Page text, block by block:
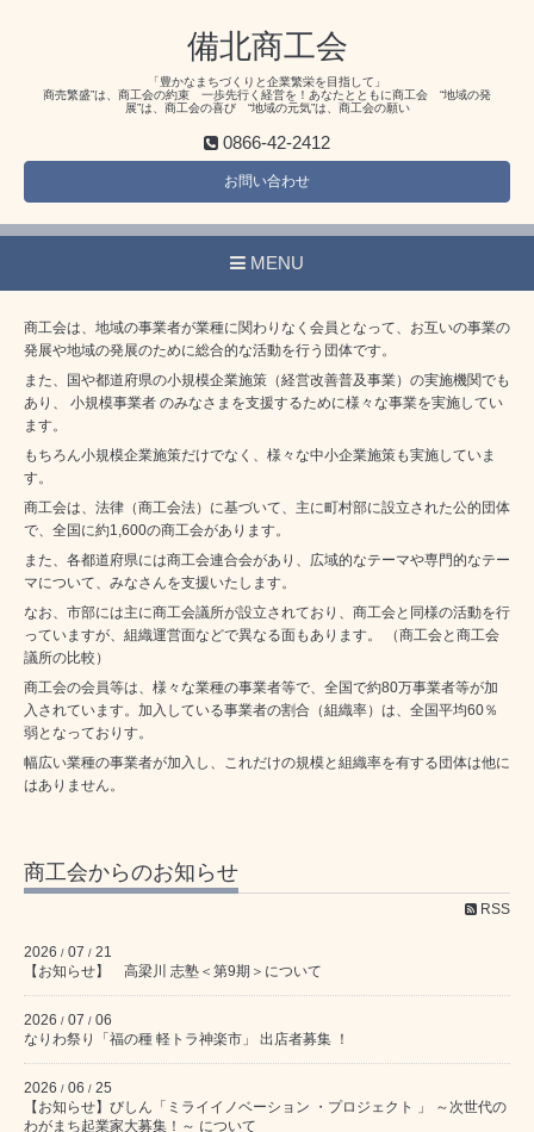
備北商工会
「豊かなまちづくりと企業繁栄を目指して」
商売繁盛”は、商工会の約束 一歩先行く経営を！あなたとともに商工会 “地域の発
展”は、商工会の喜び “地域の元気”は、商工会の願い
0866-42-2412
お問い合わせ
MENU
商工会は、地域の事業者が業種に関わりなく会員となって、お互いの事業の
発展や地域の発展のために総合的な活動を行う団体です。
また、国や都道府県の小規模企業施策（経営改善普及事業）の実施機関でも
あり、 小規模事業者 のみなさまを支援するために様々な事業を実施してい
ます。
もちろん小規模企業施策だけでなく、様々な中小企業施策も実施していま
す。
商工会は、法律（商工会法）に基づいて、主に町村部に設立された公的団体
で、全国に約1,600の商工会があります。
また、各都道府県には商工会連合会があり、広域的なテーマや専門的なテー
マについて、みなさんを支援いたします。
なお、市部には主に商工会議所が設立されており、商工会と同様の活動を行
っていますが、組織運営面などで異なる面もあります。 （商工会と商工会
議所の比較）
商工会の会員等は、様々な業種の事業者等で、全国で約80万事業者等が加
入されています。加入している事業者の割合（組織率）は、全国平均60％
弱となっておりす。
幅広い業種の事業者が加入し、これだけの規模と組織率を有する団体は他に
はありません。
商工会からのお知らせ
RSS
2026 / 07 / 21
【お知らせ】 高梁川 志塾＜第9期＞について
2026 / 07 / 06
なりわ祭り「福の種 軽トラ神楽市」 出店者募集 ！
2026 / 06 / 25
【お知らせ】びしん「ミライイノベーション ・プロジェクト 」 ～次世代の
わがまち起業家大募集！～ について